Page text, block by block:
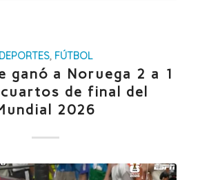
DEPORTES, FÚTBOL
ganó a Noruega 2 a 1
de final del
2026